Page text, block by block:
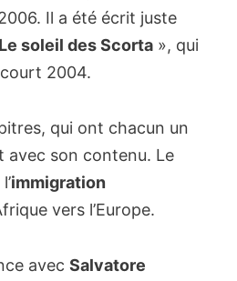
Il a été écrit juste
Le soleil des Scorta », qui
2004.
qui ont chacun un
avec son contenu. Le
immigration
vers l’Europe.
avec Salvatore